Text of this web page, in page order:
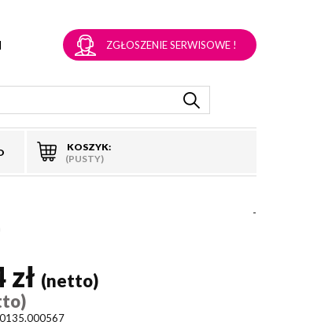
KOSZYK:
(PUSTY)
ZGŁOSZENIE SERWISOWE !
-
(netto)